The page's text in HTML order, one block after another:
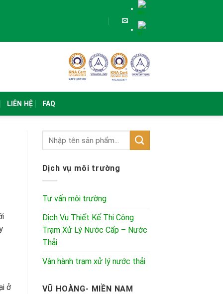
LIÊN HỆ FAQ
ở
Dịch vụ môi trường
Tư vấn môi trường
Dịch Vụ Thiết Kế Thi Công
Trạm Xử Lý Nước Cấp – Nước
Thải
Vận hành trạm xử lý nước thải
VŨ HOÀNG- MIỀN NAM